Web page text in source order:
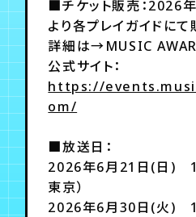
月会員制ファ
会員登録
■チケット販売：2026
より各プレイガイドに
詳細は→MUSIC
公式サイト：
https://
om/
■放送日：
2026年6月21日(日)
東京）
2026年6月30日(火)